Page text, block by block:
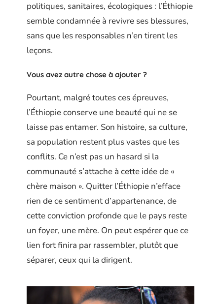
politiques, sanitaires, écologiques : l’Éthiopie
semble condamnée à revivre ses blessures,
sans que les responsables n’en tirent les
leçons.
Vous avez autre chose à ajouter ?
Pourtant, malgré toutes ces épreuves,
l’Éthiopie conserve une beauté qui ne se
laisse pas entamer. Son histoire, sa culture,
sa population restent plus vastes que les
conflits. Ce n’est pas un hasard si la
communauté s’attache à cette idée de «
chère maison ». Quitter l’Éthiopie n’efface
rien de ce sentiment d’appartenance, de
cette conviction profonde que le pays reste
un foyer, une mère. On peut espérer que ce
lien fort finira par rassembler, plutôt que
séparer, ceux qui la dirigent.